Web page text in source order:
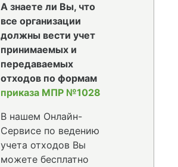
А знаете ли Вы, что
все организации
должны вести учет
принимаемых и
передаваемых
отходов по формам
приказа МПР №1028
В нашем Онлайн-
Сервисе по ведению
учета отходов Вы
можете бесплатно